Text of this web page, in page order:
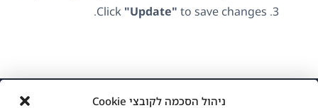
ניהול הסכמה לקובצי Cookie
Click "Update" to save changes.